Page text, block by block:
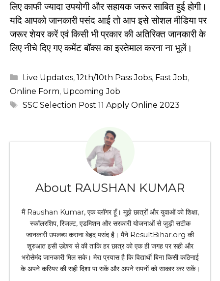
लिए काफी ज्यादा उपयोगी और सहायक जरूर साबित हुई होगी।
यदि आपको जानकारी पसंद आई तो आप इसे सोशल मीडिया पर
जरूर शेयर करें एवं किसी भी प्रकार की अतिरिक्त जानकारी के
लिए नीचे दिए गए कमेंट बॉक्स का इस्तेमाल करना ना भूलें।
Categories
Live Updates, 12th/10th Pass Jobs, Fast Job,
Online Form, Upcoming Job
Tags
SSC Selection Post 11 Apply Online 2023
About RAUSHAN KUMAR
मैं Raushan Kumar, एक ब्लॉगर हूँ। मुझे छात्रों और युवाओं को शिक्षा,
स्कॉलरशिप, रिजल्ट, एडमिशन और सरकारी योजनाओं से जुड़ी सटीक
जानकारी उपलब्ध कराना बेहद पसंद है। मैंने ResultBihar.org की
शुरुआत इसी उद्देश्य से की ताकि हर छात्र को एक ही जगह पर सही और
भरोसेमंद जानकारी मिल सके। मेरा प्रयास है कि विद्यार्थी बिना किसी कठिनाई
के अपने करियर की सही दिशा पा सकें और अपने सपनों को साकार कर सकें।